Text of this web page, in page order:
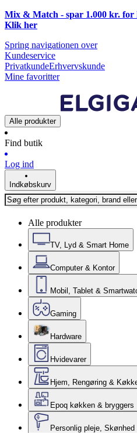
Mix & Match - spar 1.000 kr. for
Klik her
Spring navigationen over
Kundeservice
PrivatkundeErhvervskunde
Mine favoritter
Alle produkter
Find butik
Log ind
Indkøbskurv
Alle produkter
TV, Lyd & Smart Home
Computer & Kontor
Mobil, Tablet &
Gaming
Hardware
Hvidevarer
Hjem, Rengøring &
Epoq køkken & bryggers
Personlig pleje,